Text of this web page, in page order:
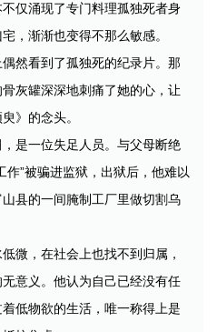
仅涌现了专门料理孤独死者身
，渐渐也变得不那么敏感。
然看到了孤独死的纪录片。那
灰罐深深地刺痛了她的心，让
》的念头。
，是一位失足人员。与父母断绝
作”被骗进监狱，出狱后，他难以
县的一间腌制工厂里做切割乌
微，在社会上也找不到归属，
意义。他认为自己已经没有任
低物欲的生活，唯一称得上是